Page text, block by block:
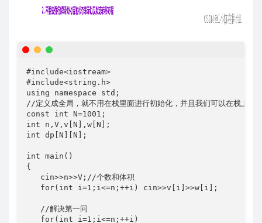
#include<iostream>
#include<string.h>
using namespace std;
//定义成全局，就不用在栈里面进行初始化，并且我们可以在栈上开
const int N=1001;
int n,V,v[N],w[N];
int dp[N][N];
int main()
{
   cin>>n>>V;//个数和体积
   for(int i=1;i<=n;++i) cin>>v[i]>>w[i];
   //解决第一问
   for(int i=1;i<=n;++i)